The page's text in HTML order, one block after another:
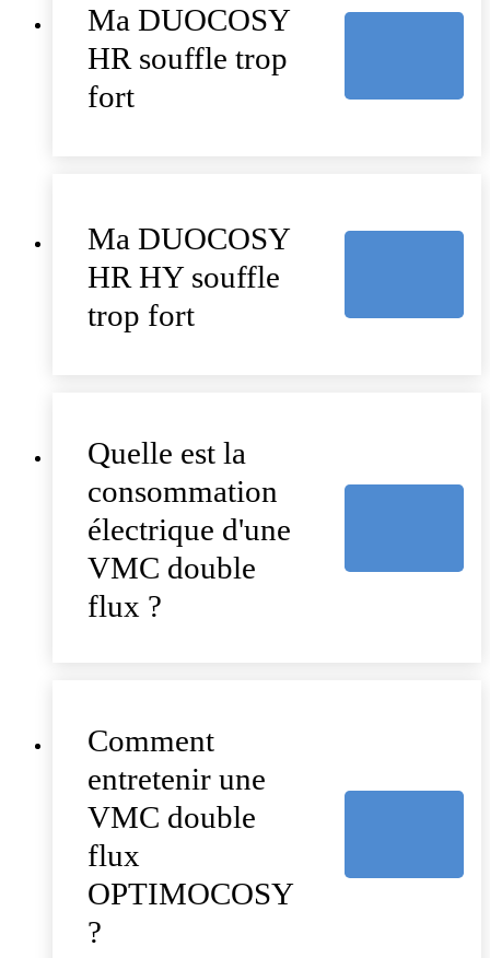
Ma DUOCOSY
HR souffle trop
fort
Ma DUOCOSY
HR HY souffle
trop fort
Quelle est la
consommation
électrique d'une
VMC double
flux ?
Comment
entretenir une
VMC double
flux
OPTIMOCOSY
?